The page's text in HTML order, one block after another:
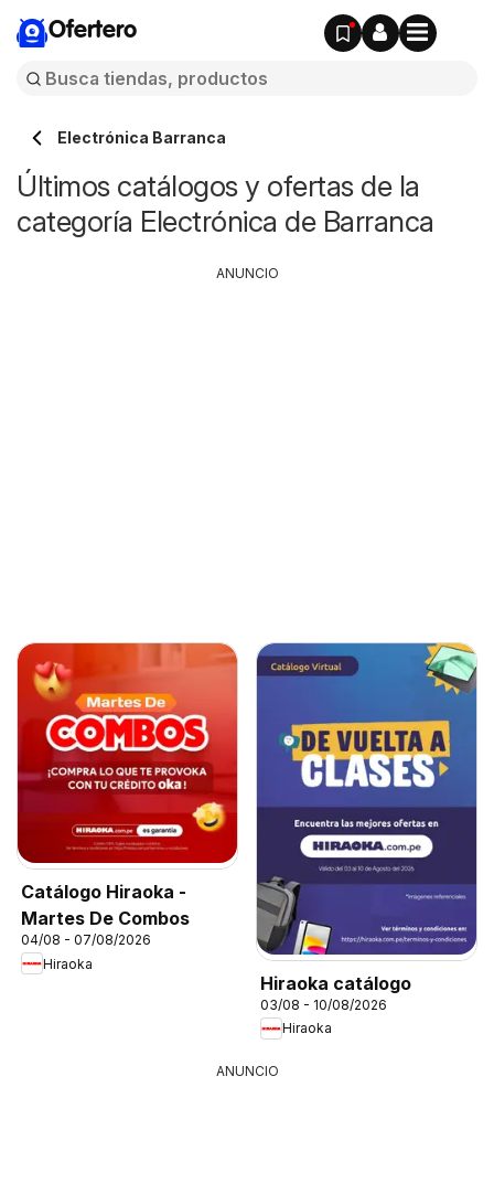
Ofertero
Electrónica Barranca
Últimos catálogos y ofertas de la
categoría Electrónica de Barranca
Catálogo Hiraoka -
Martes De Combos
04/08 - 07/08/2026
Hiraoka
Hiraoka catálogo
03/08 - 10/08/2026
Hiraoka
ANUNCIO
ANUNCIO